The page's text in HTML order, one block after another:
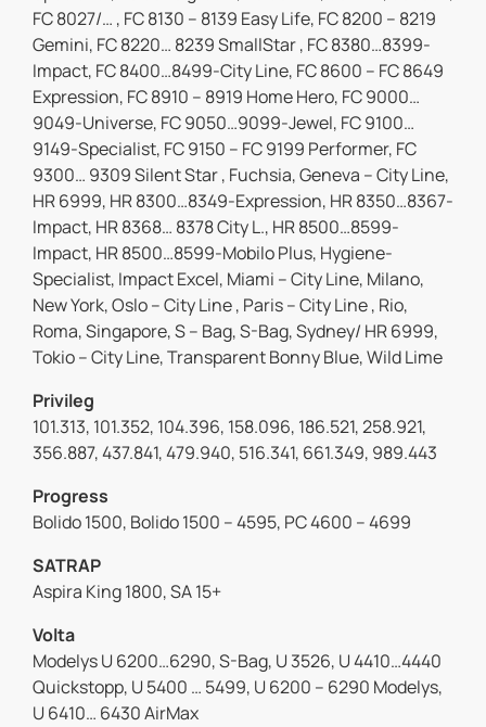
FC 8027/… , FC 8130 – 8139 Easy Life, FC 8200 – 8219
Gemini, FC 8220… 8239 SmallStar , FC 8380…8399-
Impact, FC 8400…8499-City Line, FC 8600 – FC 8649
Expression, FC 8910 – 8919 Home Hero, FC 9000…
9049-Universe, FC 9050…9099-Jewel, FC 9100…
9149-Specialist, FC 9150 – FC 9199 Performer, FC
9300… 9309 Silent Star , Fuchsia, Geneva – City Line,
HR 6999, HR 8300…8349-Expression, HR 8350…8367-
Impact, HR 8368… 8378 City L., HR 8500…8599-
Impact, HR 8500…8599-Mobilo Plus, Hygiene-
Specialist, Impact Excel, Miami – City Line, Milano,
New York, Oslo – City Line , Paris – City Line , Rio,
Roma, Singapore, S – Bag, S-Bag, Sydney/ HR 6999,
Tokio – City Line, Transparent Bonny Blue, Wild Lime
Privileg
101.313, 101.352, 104.396, 158.096, 186.521, 258.921,
356.887, 437.841, 479.940, 516.341, 661.349, 989.443
Progress
Bolido 1500, Bolido 1500 – 4595, PC 4600 – 4699
SATRAP
Aspira King 1800, SA 15+
Volta
Modelys U 6200…6290, S-Bag, U 3526, U 4410…4440
Quickstopp, U 5400 … 5499, U 6200 – 6290 Modelys,
U 6410… 6430 AirMax